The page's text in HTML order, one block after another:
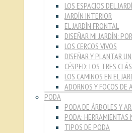
LOS ESPACIOS DEL
JARDÍN INTERIOR
EL JARDÍN FRONTAL
DISEÑAR MI JARDÍN:
LOS CERCOS VIVOS
DISEÑAR Y PLANTAR
CÉSPED: LOS TRES
LOS CAMINOS EN EL
ADORNOS Y FOCOS DE
PODA
PODA DE ÁRBOLES Y
PODA: HERRAMIENTAS
TIPOS DE PODA